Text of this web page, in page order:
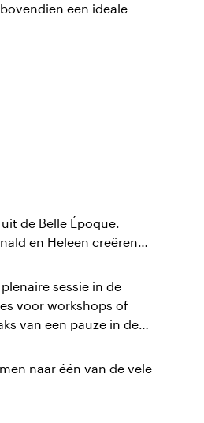
een ideale
de Belle Époque.
en Heleen creëren
sessie in de
voor workshops of
van een pauze in de
naar één van de vele